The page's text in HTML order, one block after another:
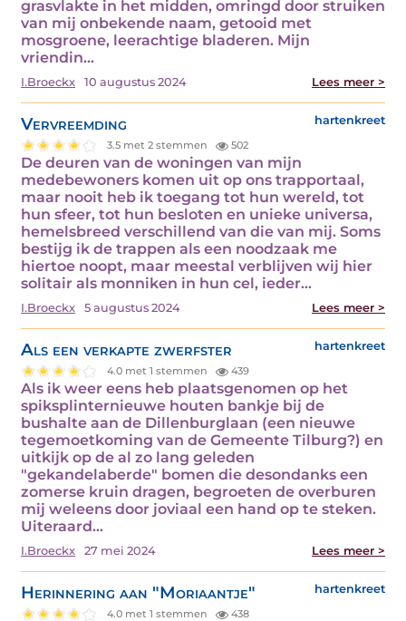
grasvlakte in het midden, omringd door struiken
van mij onbekende naam, getooid met
mosgroene, leerachtige bladeren. Mijn
vriendin…
I.Broeckx 10 augustus 2024 Lees meer >
Vervreemding hartenkreet
3.5 met 2 stemmen 502
De deuren van de woningen van mijn
medebewoners komen uit op ons trapportaal,
maar nooit heb ik toegang tot hun wereld, tot
hun sfeer, tot hun besloten en unieke universa,
hemelsbreed verschillend van die van mij. Soms
bestijg ik de trappen als een noodzaak me
hiertoe noopt, maar meestal verblijven wij hier
solitair als monniken in hun cel, ieder…
I.Broeckx 5 augustus 2024 Lees meer >
Als een verkapte zwerfster hartenkreet
4.0 met 1 stemmen 439
Als ik weer eens heb plaatsgenomen op het
spiksplinternieuwe houten bankje bij de
bushalte aan de Dillenburglaan (een nieuwe
tegemoetkoming van de Gemeente Tilburg?) en
uitkijk op de al zo lang geleden
"gekandelaberde" bomen die desondanks een
zomerse kruin dragen, begroeten de overburen
mij weleens door joviaal een hand op te steken.
Uiteraard…
I.Broeckx 27 mei 2024 Lees meer >
Herinnering aan "Moriaantje" hartenkreet
4.0 met 1 stemmen 438